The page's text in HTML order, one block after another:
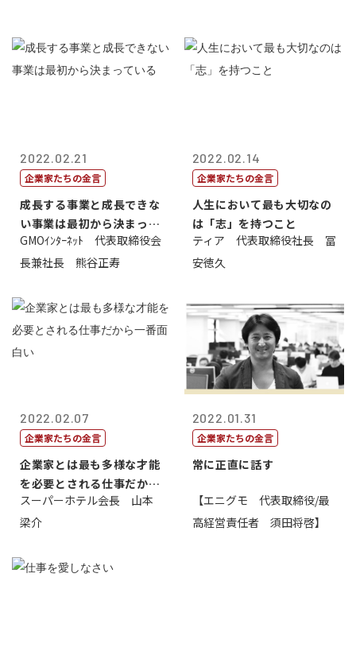
2022.02.21
企業家たちの金言
成長する事業と成長できな
い事業は最初から決まって
いる
GMOｲﾝﾀｰﾈｯﾄ 代表取締役会
長兼社長 熊谷正寿
2022.02.14
企業家たちの金言
人生において最も大切なの
は「志」を持つこと
ティア 代表取締役社長 冨
安徳久
2022.02.07
企業家たちの金言
企業家とは最も多様な才能
を必要とされる仕事だから
一番面白い
スーパーホテル会長 山本
梁介
2022.01.31
企業家たちの金言
常に正直に話す
【エニグモ 代表取締役/最
高経営責任者 須田将啓】